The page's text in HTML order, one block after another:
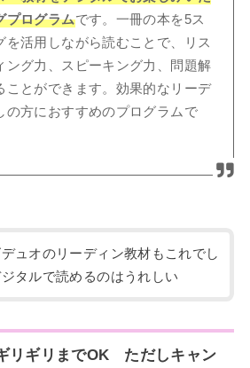
プログラムです。一冊の本を5ス
を活用しながら読むことで、リス
ング力、スピーキング力、問題解
ことができます。効果的なリーデ
の方におすすめのプログラムで
ュオのリーディン教材もこれでし
タルで読めるのはうれしい
リギリまでOK ただしキャン